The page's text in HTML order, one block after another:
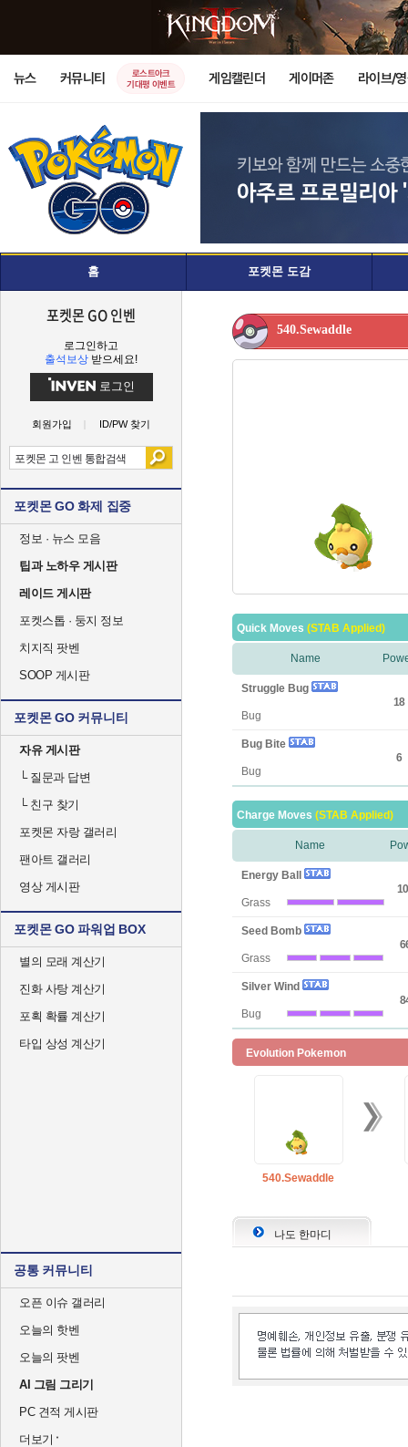
뉴스 커뮤니티
로스트아크
기대평 이벤트
게임캘린더 게이머존 라이브/
홈 포켓몬 도감
포켓몬 GO 인벤
로그인하고
출석보상 받으세요!
로그인
회원가입 ID/PW 찾기
포켓몬 GO 화제 집중
정보 · 뉴스 모음
팁과 노하우 게시판
레이드 게시판
포켓스톱 · 둥지 정보
치지직 팟벤
SOOP 게시판
포켓몬 GO 커뮤니티
자유 게시판
└질문과 답변
└친구 찾기
포켓몬 자랑 갤러리
팬아트 갤러리
영상 게시판
포켓몬 GO 파워업 BOX
별의 모래 계산기
진화 사탕 계산기
포획 확률 계산기
타입 상성 계산기
공통 커뮤니티
오픈 이슈 갤러리
오늘의 핫벤
오늘의 팟벤
AI 그림 그리기
PC 견적 게시판
더보기
540.Sewaddle
Quick Moves (STAB Applied)
Name
Struggle Bug
Bug
18
Bug Bite
Bug
6
Charge Moves (STAB Applied)
Name
Energy Ball
Grass
Seed Bomb
Grass
Silver Wind
Bug
Evolution Pokemon
540.Sewaddle
나도 한마디